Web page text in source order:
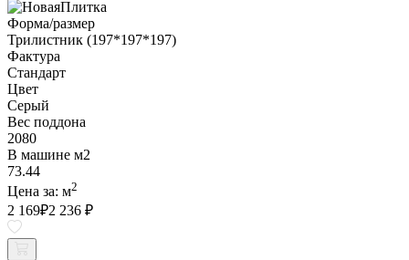
Форма/размер
Трилистник (197*197*197)
Фактура
Стандарт
Цвет
Серый
Вес поддона
2080
В машине м2
73.44
Цена за: м2
2 169₽2 236 ₽